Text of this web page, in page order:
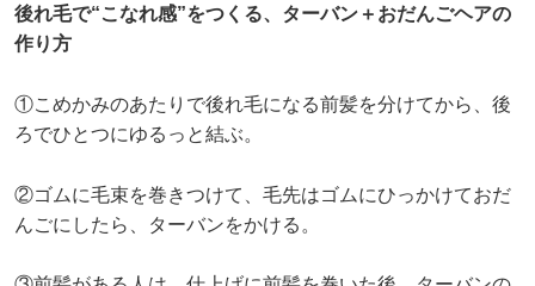
後れ毛で“こなれ感”をつくる、ターバン＋おだんごヘアの
作り方
①こめかみのあたりで後れ毛になる前髪を分けてから、後
ろでひとつにゆるっと結ぶ。
②ゴムに毛束を巻きつけて、毛先はゴムにひっかけておだ
んごにしたら、ターバンをかける。